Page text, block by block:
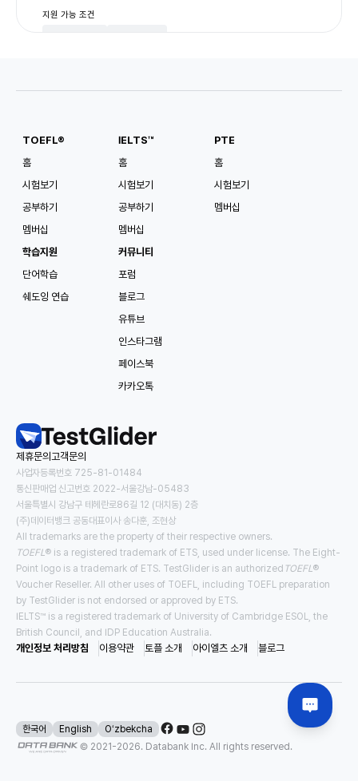
지원 가능 조건
학비
USD 년
기숙사 및 식비
USD
지원 가능 조건
TOEFL IELTS 6.5
# 패스웨이 # 수능지원 가능
# 장학금 지원대학
미국 남부 앨라배마
오번 대학교 몽고메리
USD 23,522 년 USD
지원 가능 조건
TOEFL 3.0 IELTS 5.5
#다이렉트#패스웨이
미국 동부 뉴욕
뉴욕 주립 대학교 빙엄턴
학비
28,970
기숙사 및 식비
USD 19,477
#다이렉트 #장학금 지원대학 #합리적인 학비#
미국 TOP100
TOEFL®
홈
시험보기
공부하기
멤버십
IELTS™
홈
시험보기
공부하기
멤버십
PTE
홈
시험보기
멤버십
학습지원
단어학습
쉐도잉 연습
커뮤니티
포럼
블로그
유튜브
인스타그램
페이스북
카카오톡
제휴문의 고객문의
사업자등록번호 725-81-01484
통신판매업 신고번호 2022-서울강남-05483
서울특별시 강남구 테헤란로86길 12 (대치동) 2층
(주)데이터뱅크 공동대표이사 송다훈, 조현상
All trademarks are the property of their respective owners.
TOEFL® is a registered trademark of ETS, used under license. The Eight-
Point logo is a trademark of ETS. TestGlider is an authorized TOEFL®
Voucher Reseller. All other uses of TOEFL, including TOEFL preparation
by TestGlider is not endorsed or approved by ETS.
IELTS™ is a registered trademark of University of Cambridge ESOL, the
British Council, and IDP Education Australia.
개인정보 처리방침 이용약관 토플 소개 아이엘츠 소개 블로그
© 2021-2026. Databank Inc. All rights reserved.
한국어 English Oʻzbekcha